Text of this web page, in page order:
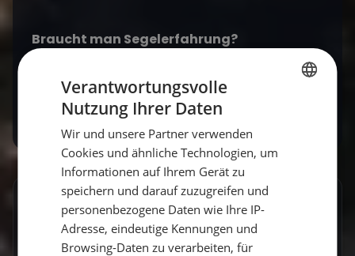
Braucht man Segelerfahrung?
Nein, mit Skipper an Bord kannst du ganz ohne
Vorkenntnisse mitsegeln.
GESCHRIEBEN VON
Lucas Schmitt
Verantwortungsvolle
Nutzung Ihrer Daten
Wir und unsere Partner verwenden
Cookies und ähnliche Technologien, um
Informationen auf Ihrem Gerät zu
speichern und darauf zuzugreifen und
personenbezogene Daten wie Ihre IP-
Adresse, eindeutige Kennungen und
Browsing-Daten zu verarbeiten, für